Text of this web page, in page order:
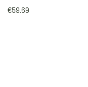
€59.69